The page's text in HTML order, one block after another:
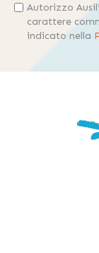
Autorizzo
carattere
indicato nella